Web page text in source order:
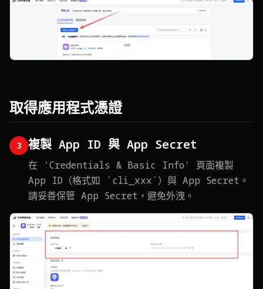
取得應用程式憑證
3 複製 App ID 與 App Secret
在 'Credentials & Basic Info' 頁面複製
App ID（格式如 `cli_xxx`）與 App Secret。
請妥善保管 App Secret，避免外洩。